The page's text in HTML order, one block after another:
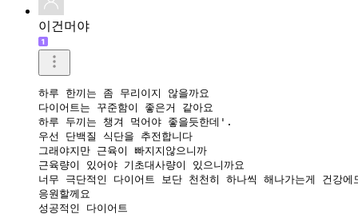
이건머야
하루 한끼는 좀 무리이지 않을까요
다이어트는 꾸준함이 좋은거 같아요
하루 두끼는 챙겨 먹어야 좋을듯한데'.
우선 단백질 식단을 추전합니다
그래야지만 근육이 빠지지않으니까
근육량이 있어야 기초대사량이 있으니까요
너무 극단적인 다이어트 보단 천천히 하나씩 해나가는게 건강에
응원할께요
성공적인 다이어트